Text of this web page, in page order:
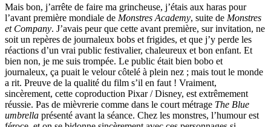
Mais bon, j’arrête de faire ma grincheuse, j’étais aux haras pour
l’avant première mondiale de Monstres Academy, suite de Monstres
et Company. J’avais peur que cette avant première, sur invitation, ne
soit un repères de journaleux bobs et frigides, et que j’y perde les
réactions d’un vrai public festivalier, chaleureux et bon enfant. Et
bien non, je me suis trompée. Le public était bien bobo et
journaleux, ça puait le velour côtelé à plein nez ; mais tout le monde
a rit. Preuve de la qualité du film s’il en faut ! Vraiment,
sincèrement, cette coproduction Pixar / Disney, est extrêmement
réussie. Pas de mièvrerie comme dans le court métrage The Blue
umbrella présenté avant la séance. Chez les monstres, l’humour est